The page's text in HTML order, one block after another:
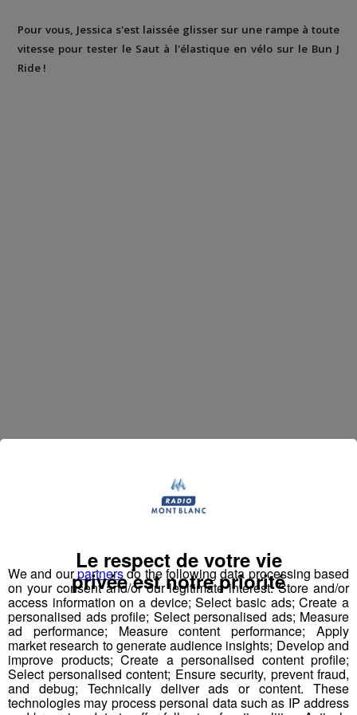
Pour vous, Jessica s'est laissée glisser sur une rampe à toute
vitesse pour tester le Saut à l'élastique en vélo sur le Bun J
Ride !
Jean-François Michelin est un
commencé par travailler en station de skis. Il a ensuite
accompagné l'inventeur dusaut à l'élastique
avec plus de
70 000 sauts
à son actif. Il a eu l'idée d'un
tremplin de saut à l'élastiquerévolutionnaire en 2008
et a créé leBun J Rideen 2009.
Bun JQuoi ?
Le nomBun J Rideest inspiré de la prononciation
anglaise dusaut à l'élastique("bungee" ou "bungy")
auquel s'ajoute le "ride" du mouvement et de la liberté,
avec au milieu le "J" de Jeff, son inventeur.
We and ourpartnersdo the following data processing based
on your consent and/or our legitimate interest: Store and/or
access information on a device; Select basic ads; Create a
personalised ads profile; Select personalised ads; Measure
ad performance; Measure content performance; Apply
market research to generate audience insights; Develop and
improve products; Create a personalised content profile;
Select personalised content; Ensure security, prevent fraud,
and debug; Technically deliver ads or content. These
technologies may process personal data such as IP address
Le respect de votre vie
privée est notre priorité